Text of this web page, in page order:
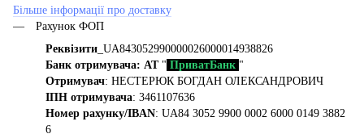
Більше інформації про доставку
Рахунок ФОП
Реквізити _UA843052990000026000014938826
Банк отримувача: АТ" ПриватБанк "
Отримувач: НЕСТЕРЮК БОГДАН ОЛЕКСАНДРОВИЧ
ІПН отримувача: 3461107636
Номер рахунку/IBAN: UA84 3052 9900 0002 6000 0149 3882
6